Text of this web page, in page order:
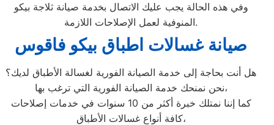
وفي هذه الحالة يجب عليك الاتصال بخدمة صيانة ثلاجة بيكو
المنوفية لعمل الإصلاحات اللازمة.
صيانة غسالات اطباق بيكو فاقوس
هل أنت بحاجة إلى خدمة الصيانة الفورية لغسالة الأطباق لديك؟
نحن نمنحك خدمة الصيانة الفورية التي ترغب بها،
كما إننا نمتلك خبرة أكثر من 10 سنوات في خدمات إصلاحات
كافة أنواع غسالات الأطباق،